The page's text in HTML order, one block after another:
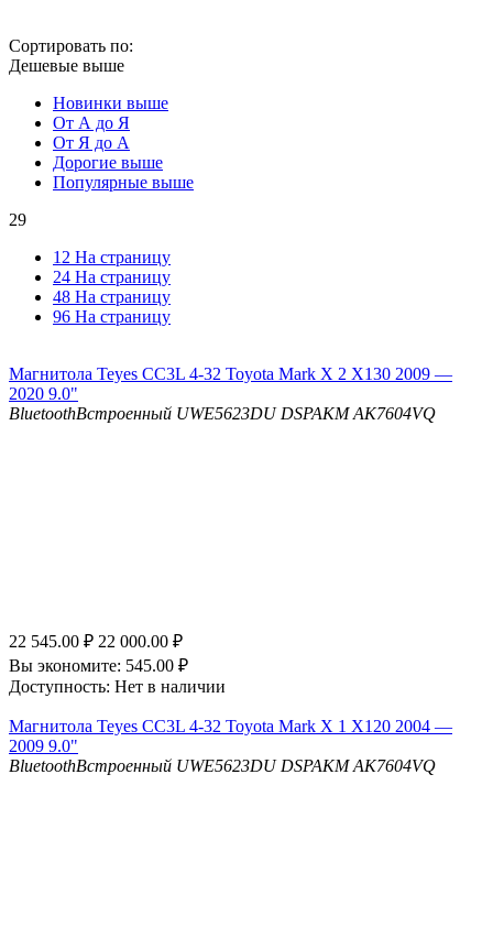
Сортировать по:
Дешевые выше
Новинки выше
От А до Я
От Я до А
Дорогие выше
Популярные выше
29
12 На страницу
24 На страницу
48 На страницу
96 На страницу
Магнитола Teyes CC3L 4-32 Toyota Mark X 2 X130 2009 —
2020 9.0"
BluetoothВстроенный UWE5623DU DSPAKM AK7604VQ
22 545.00 ₽ 22 000.00 ₽
Вы экономите: 545.00 ₽
Доступность: Нет в наличии
Магнитола Teyes CC3L 4-32 Toyota Mark X 1 X120 2004 —
2009 9.0"
BluetoothВстроенный UWE5623DU DSPAKM AK7604VQ